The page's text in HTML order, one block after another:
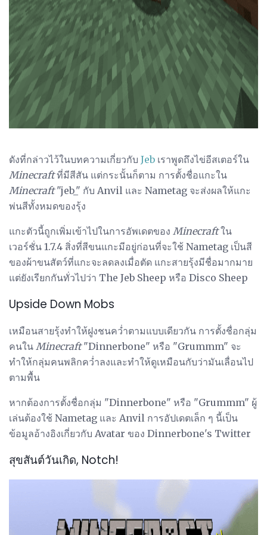
ดังที่กล่าวไว้ในบทความเกี่ยวกับ Jeb เราพูดถึงไข่อีสเตอร์ใน
Minecraftที่มีสีสัน แต่กระนั้นก็ตาม การตั้งชื่อแกะใน
Minecraft"jeb_" กับ Anvil และ Nametag จะส่งผลให้แกะ
พ่นสีทั้งหมดของรุ้ง
แกะตัวนี้ถูกเพิ่มเข้าไปในการอัพเดตของ Minecraftใน
เวอร์ชั่น 1.7.4 สิ่งที่สีขนแกะมีอยู่ก่อนที่จะใช้ Nametag เป็นสี
ของผ้าขนสัตว์ที่แกะจะลดลงเมื่อตัด แกะสายรุ้งมีชื่อมากมาย
แต่ยังเรียกกันทั่วไปว่า The Jeb Sheep หรือ Disco Sheep
Upside Down Mobs
เหมือนสายรุ้งทำให้ฝูงชนคว่ำตามแบบเดียวกัน การตั้งชื่อกลุ่ม
คนใน Minecraft"Dinnerbone" หรือ "Grummm" จะ
ทำให้กลุ่มคนพลิกคว่ำลงและทำให้ดูเหมือนกับว่ามันเลื่อนไป
ตามพื้น
หากต้องการตั้งชื่อกลุ่ม "Dinnerbone" หรือ "Grummm" ผู้
เล่นต้องใช้ Nametag และ Anvil การอัปเดตเล็ก ๆ นี้เป็น
ข้อมูลอ้างอิงเกี่ยวกับ Avatar ของ Dinnerbone's Twitter
สุขสันต์วันเกิด, Notch!